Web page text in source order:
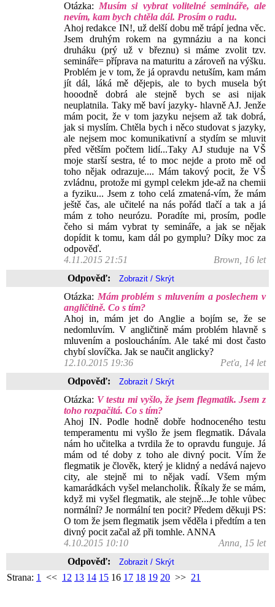
Otázka: Musím si vybrat volitelné semináře, ale
nevím, kam bych chtěla dál. Prosím o radu.
Ahoj redakce IN!, už delší dobu mě trápí jedna věc.
Jsem druhým rokem na gymnáziu a na konci
druháku (prý už v březnu) si máme zvolit tzv.
semináře= příprava na maturitu a zároveň na výšku.
Problém je v tom, že já opravdu netuším, kam mám
jít dál, láká mě dějepis, ale to bych musela být
hooodně dobrá ale stejně bych se asi nijak
neuplatnila. Taky mě baví jazyky- hlavně AJ. Jenže
mám pocit, že v tom jazyku nejsem až tak dobrá,
jak si myslím. Chtěla bych i něco studovat s jazyky,
ale nejsem moc komunikativní a stydím se mluvit
před větším počtem lidí...Taky AJ studuje na VŠ
moje starší sestra, té to moc nejde a proto mě od
toho nějak odrazuje.... Mám takový pocit, že VŠ
zvládnu, protože mi gympl celekm jde-až na chemii
a fyziku... Jsem z toho celá zmatená-vím, že mám
ještě čas, ale učitelé na nás pořád tlačí a tak a já
mám z toho neurózu. Poradíte mi, prosím, podle
čeho si mám vybrat ty semináře, a jak se nějak
dopídit k tomu, kam dál po gymplu? Díky moc za
odpověď.
4.11.2015 21:51
Brown, 16 let
Odpověď:
Otázka: Mám problém s mluvením a poslechem v
angličtině. Co s tím?
Ahoj in, mám jet do Anglie a bojím se, že se
nedomluvím. V angličtině mám problém hlavně s
mluvením a posloucháním. Ale také mi dost často
chybí slovíčka. Jak se naučit anglicky?
12.10.2015 19:36
Peťa, 14 let
Odpověď:
Otázka: V testu mi vyšlo, že jsem flegmatik. Jsem z
toho rozpačitá. Co s tím?
Ahoj IN. Podle hodně dobře hodnoceného testu
temperamentu mi vyšlo že jsem flegmatik. Dávala
nám ho učitelka a tvrdila že to opravdu funguje. Já
mám od té doby z toho ale divný pocit. Vím že
flegmatik je člověk, který je klidný a nedává najevo
city, ale stejně mi to nějak vadí. Všem mým
kamarádkách vyšel melancholik. Říkaly že se mám,
když mi vyšel flegmatik, ale stejně...Je tohle vůbec
normální? Je normální ten pocit? Předem děkuji PS:
O tom že jsem flegmatik jsem věděla i předtím a ten
divný pocit začal až při tomhle. ANNA
4.10.2015 10:10
Anna, 15 let
Odpověď:
Strana: 1 << 12 13 14 15 16 17 18 19 20 >> 21